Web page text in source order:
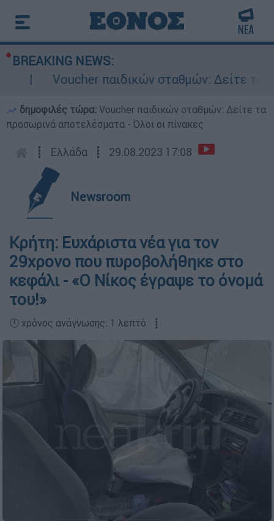
BREAKING NEWS:
Voucher παιδικών σταθμών: Δείτε τα
δημοφιλές τώρα: Voucher παιδικών σταθμών: Δείτε τα
προσωρινά αποτελέσματα - Όλοι οι πίνακες
┋ Ελλάδα ┋ 29.08.2023 17:08
Newsroom
Κρήτη: Ευχάριστα νέα για τον
29χρονο που πυροβολήθηκε στο
κεφάλι - «Ο Νίκος έγραψε το όνομά
του!»
🕛 χρόνος ανάγνωσης: 1 λεπτό ┋